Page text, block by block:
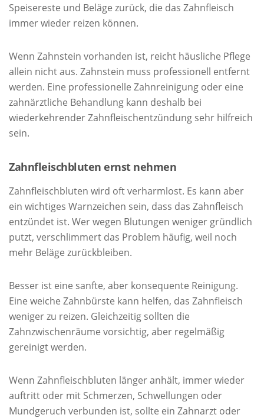
Speisereste und Beläge zurück, die das Zahnfleisch
immer wieder reizen können.
Wenn Zahnstein vorhanden ist, reicht häusliche Pflege
allein nicht aus. Zahnstein muss professionell entfernt
werden. Eine professionelle Zahnreinigung oder eine
zahnärztliche Behandlung kann deshalb bei
wiederkehrender Zahnfleischentzündung sehr hilfreich
sein.
Zahnfleischbluten ernst nehmen
Zahnfleischbluten wird oft verharmlost. Es kann aber
ein wichtiges Warnzeichen sein, dass das Zahnfleisch
entzündet ist. Wer wegen Blutungen weniger gründlich
putzt, verschlimmert das Problem häufig, weil noch
mehr Beläge zurückbleiben.
Besser ist eine sanfte, aber konsequente Reinigung.
Eine weiche Zahnbürste kann helfen, das Zahnfleisch
weniger zu reizen. Gleichzeitig sollten die
Zahnzwischenräume vorsichtig, aber regelmäßig
gereinigt werden.
Wenn Zahnfleischbluten länger anhält, immer wieder
auftritt oder mit Schmerzen, Schwellungen oder
Mundgeruch verbunden ist, sollte ein Zahnarzt oder